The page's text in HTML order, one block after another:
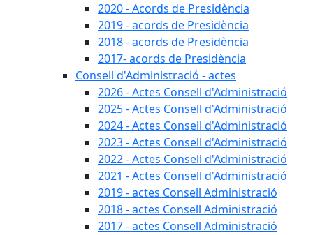
2020 - Acords de Presidència
2019 - acords de Presidència
2018 - acords de Presidència
2017- acords de Presidència
Consell d'Administració - actes
2026 - Actes Consell d'Administració
2025 - Actes Consell d'Administració
2024 - Actes Consell d'Administració
2023 - Actes Consell d'Administració
2022 - Actes Consell d'Administració
2021 - Actes Consell d'Administració
2019 - actes Consell Administració
2018 - actes Consell Administració
2017 - actes Consell Administració